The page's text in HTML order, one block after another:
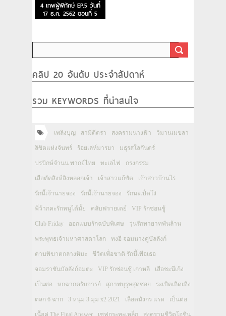
4 เทพผู้พิทักษ์ EP.5 วันที่
17 ธ.ค. 2562 ตอนที่ 5
คลิป 20 อันดับ ประจำสัปดาห์
รวม KEYWORDS ที่น่าสนใจ
เพลิงบุญ สามีตีตรา สงครามนางฟ้า วิมานเมขลา
ลิขิตแห่งจันทร์ ร้อยเล่ห์มารยา มธุรสโลกันตร์
ปรปักษ์จำนน พากย์ไทย ทะเลไฟ กรงกรรม
เสือตัดสิงห์ลิงหลอกเจ้า เจ้าสาวแก้ขัด เจ้าสาวบ้านไร่
รักนี้เจ้านายจอง รักนี้เจ้านายจอง รักนะเป็ดโง่
พี่ว้ากคะรักหนูได้มั้ย คลับฟรายเดย์ VIP รักซ่อนชู้
Club Friday ออกแบบรักฉบับพิเศษ วุ่นรักทายาทพันล้าน
พระพุทธเจ้ามหาศาสดาโลก ทงอี จอมนางคู่บัลลังก์
ดาบพิฆาตกลางหิมะ ชีวิตเพื่อชาติ รักนี้เพื่อเธอ
จอมราชันบัลลังก์อมตะ VIP รักซ่อนชู้ เกาหลี เสือชะนีเก้ง
เป็นต่อ หกฉากครับจารย์ สุภาพบุรุษสุดซอย ระเบิดเถิดเทิง
ตลก 6 ฉาก 3 หนุ่ม 3 มุม x2 2021 เลือดมังกร แรด เป็นต่อ
เนื้อคู่ The Final Answer เชฟกระทะเหล็ก สงครามชีวิตโอชิน